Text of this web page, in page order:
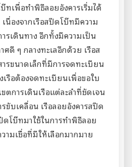
ทเพื่อทำพิธีลอยอังคารเริ่มได้
นื่องจากเรือสปีดโบ๊ทมีความ
รเดินทาง อีกทั้งมีความเป็น
ดี ๆ กลางทะเลอีกด้วย เรือส
รขนาดเล็กที่มีการจดทะเบียน
เรือต้องจดทะเบียนเพื่อขอใบ
ตการเดินเรือแต่ละลำที่ชัดเจน
ขับเคลื่อน เรือลอยอังคารสปีด
ดโบ๊ทมาใช้ในการทำพิธีลอย
ามเชื่อที่มีให้เลือกมากมาย